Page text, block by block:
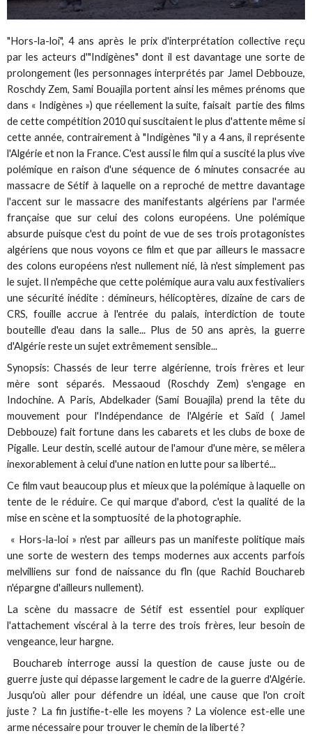
"Hors-la-loi", 4 ans après le prix d'interprétation collective reçu
par les acteurs d'"Indigènes" dont il est davantage une sorte de
prolongement (les personnages interprétés par Jamel Debbouze,
Roschdy Zem, Sami Bouajila portent ainsi les mêmes prénoms que
dans « Indigènes ») que réellement la suite, faisait partie des films
de cette compétition 2010 qui suscitaient le plus d'attente même si
cette année, contrairement à "Indigènes "il y a 4 ans, il représente
l'Algérie et non la France. C'est aussi le film qui a suscité la plus vive
polémique en raison d'une séquence de 6 minutes consacrée au
massacre de Sétif à laquelle on a reproché de mettre davantage
l'accent sur le massacre des manifestants algériens par l'armée
française que sur celui des colons européens. Une polémique
absurde puisque c'est du point de vue de ses trois protagonistes
algériens que nous voyons ce film et que par ailleurs le massacre
des colons européens n'est nullement nié, là n'est simplement pas
le sujet. Il n'empêche que cette polémique aura valu aux festivaliers
une sécurité inédite : démineurs, hélicoptères, dizaine de cars de
CRS, fouille accrue à l'entrée du palais, interdiction de toute
bouteille d'eau dans la salle... Plus de 50 ans après, la guerre
d'Algérie reste un sujet extrêmement sensible...
Synopsis: Chassés de leur terre algérienne, trois frères et leur
mère sont séparés. Messaoud (Roschdy Zem) s'engage en
Indochine. A Paris, Abdelkader (Sami Bouajila) prend la tête du
mouvement pour l'Indépendance de l'Algérie et Saïd ( Jamel
Debbouze) fait fortune dans les cabarets et les clubs de boxe de
Pigalle. Leur destin, scellé autour de l'amour d'une mère, se mêlera
inexorablement à celui d'une nation en lutte pour sa liberté...
Ce film vaut beaucoup plus et mieux que la polémique à laquelle on
tente de le réduire. Ce qui marque d'abord, c'est la qualité de la
mise en scène et la somptuosité de la photographie.
« Hors-la-loi » n'est par ailleurs pas un manifeste politique mais
une sorte de western des temps modernes aux accents parfois
melvilliens sur fond de naissance du fln (que Rachid Bouchareb
n'épargne d'ailleurs nullement).
La scène du massacre de Sétif est essentiel pour expliquer
l'attachement viscéral à la terre des trois frères, leur besoin de
vengeance, leur hargne.
Bouchareb interroge aussi la question de cause juste ou de
guerre juste qui dépasse largement le cadre de la guerre d'Algérie.
Jusqu'où aller pour défendre un idéal, une cause que l'on croit
juste ? La fin justifie-t-elle les moyens ? La violence est-elle une
arme nécessaire pour trouver le chemin de la liberté ?